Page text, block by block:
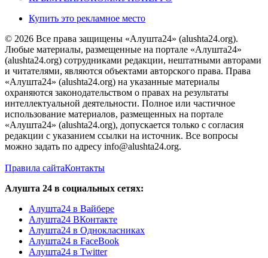
Купить это рекламное место
© 2026 Все права защищены «Алушта24» (alushta24.org).
Любые материалы, размещенные на портале «Алушта24»
(alushta24.org) сотрудниками редакции, нештатными авторами
и читателями, являются объектами авторского права. Права
«Алушта24» (alushta24.org) на указанные материалы
охраняются законодательством о правах на результаты
интеллектуальной деятельности. Полное или частичное
использование материалов, размещенных на портале
«Алушта24» (alushta24.org), допускается только с согласия
редакции с указанием ссылки на источник. Все вопросы
можно задать по адресу info@alushta24.org.
Правила сайтаКонтакты
Алушта 24 в социальных сетях:
Алушта24 в Вайбере
Алушта24 ВКонтакте
Алушта24 в Однокласниках
Алушта24 в FaceBook
Алушта24 в Twitter